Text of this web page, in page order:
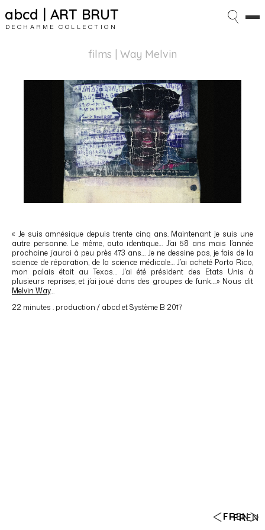
abcd | ART BRUT
DECHARME COLLECTION
FREN
films | Way Melvin
« Je suis amnésique depuis trente cinq ans. Maintenant je suis une
autre personne. Le même, auto identique… J’ai 58 ans mais l’année
prochaine j’aurai à peu près 473 ans… Je ne dessine pas, je fais de la
science de réparation, de la science médicale… J’ai acheté Porto Rico,
mon palais était au Texas… J’ai été président des Etats Unis à
plusieurs reprises, et j’ai joué dans des groupes de funk….» Nous dit
Melvin Way…
22 minutes . production / abcd et Système B 2017
FREN